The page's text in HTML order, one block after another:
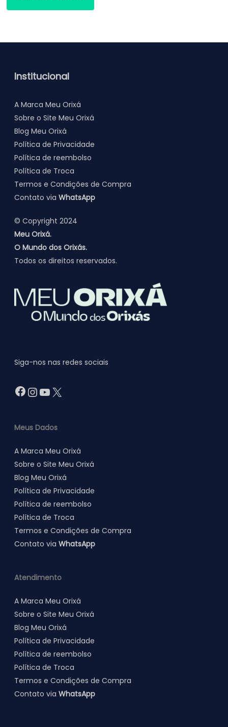
Institucional
A Marca Meu Orixá
Sobre o Site Meu Orixá
Blog Meu Orixá
Política de Privacidade
Política de reembolso
Política de Troca
Termos e Condições de Compra
Contato via WhatsApp
© Copyright 2024
Meu Orixá.
O Mundo dos Orixás.
Todos os direitos reservados.
Siga-nos nas redes sociais
Facebook
Instagram
Youtube
Meus Dados
A Marca Meu Orixá
Sobre o Site Meu Orixá
Blog Meu Orixá
Política de Privacidade
Política de reembolso
Política de Troca
Termos e Condições de Compra
Contato via WhatsApp
Atendimento
A Marca Meu Orixá
Sobre o Site Meu Orixá
Blog Meu Orixá
Política de Privacidade
Política de reembolso
Política de Troca
Termos e Condições de Compra
Contato via WhatsApp